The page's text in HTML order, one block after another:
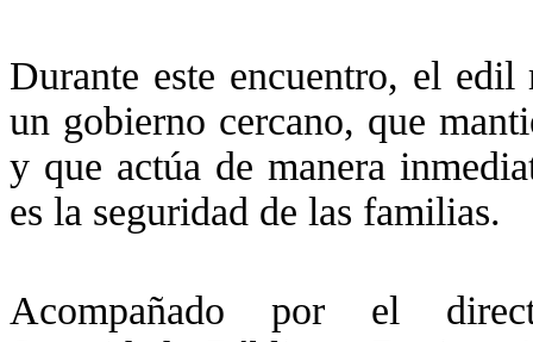
Durante este encuentro, el
un gobierno cercano, que
y que actúa de manera
es la seguridad de las familias.
Acompañado por el